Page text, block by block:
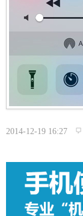
2014-12-19 16:27